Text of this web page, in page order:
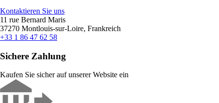
Kontaktieren Sie uns
11 rue Bernard Maris
37270 Montlouis-sur-Loire, Frankreich
+33 1 86 47 62 58
Sichere Zahlung
Kaufen Sie sicher auf unserer Website ein